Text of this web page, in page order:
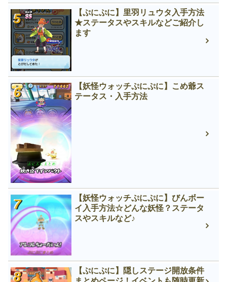
【ぷにぷに】里羽リュウタ入手方法
★ステータスやスキルなどご紹介し
ます
【妖怪ウォッチぷにぷに】こめ爺ス
テータス・入手方法
【妖怪ウォッチぷにぷに】びんボー
イ入手方法☆どんな妖怪？ステータ
スやスキルなど♪
【ぷにぷに】隠しステージ開放条件